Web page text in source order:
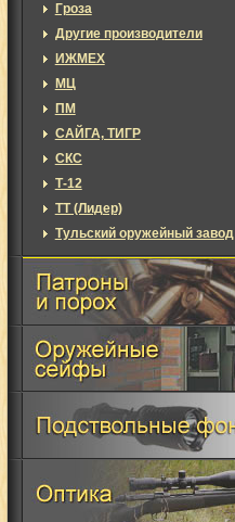
Гроза
Другие производители
ИЖМЕХ
МЦ
ПМ
САЙГА, ТИГР
СКС
Т-12
ТТ (Лидер)
Тульский оружейный завод